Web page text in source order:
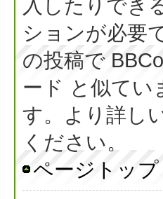
入したりでき
ションが必要
の投稿で
ード と似てい
す。より詳し
ください。
ページトップ